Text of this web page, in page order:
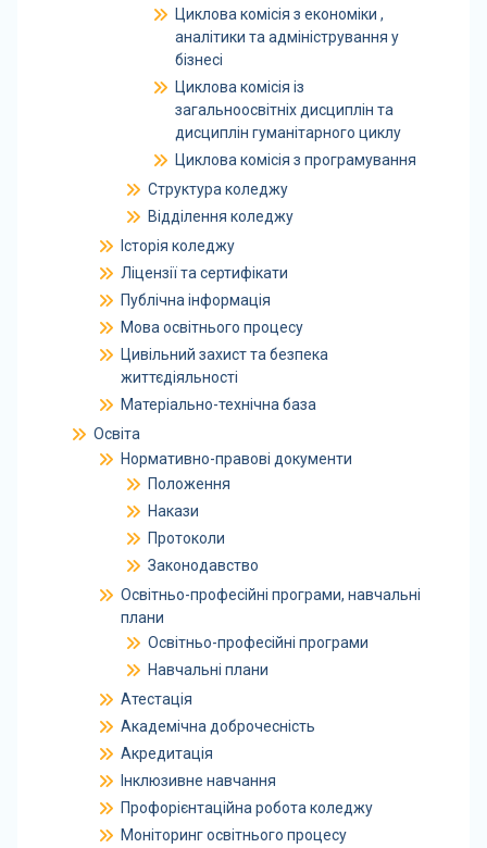
Циклова комісія з економіки ,
аналітики та адміністрування у
бізнесі
Циклова комісія із
загальноосвітніх дисциплін та
дисциплін гуманітарного циклу
Циклова комісія з програмування
Структура коледжу
Відділення коледжу
Історія коледжу
Ліцензії та сертифікати
Публічна інформація
Мова освітнього процесу
Цивільний захист та безпека
життєдіяльності
Матеріально-технічна база
Освіта
Нормативно-правові документи
Положення
Накази
Протоколи
Законодавство
Освітньо-професійні програми, навчальні
плани
Освітньо-професійні програми
Навчальні плани
Атестація
Академічна доброчесність
Акредитація
Інклюзивне навчання
Профорієнтаційна робота коледжу
Моніторинг освітнього процесу